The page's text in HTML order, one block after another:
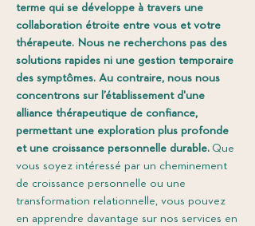
terme qui se développe à travers une
collaboration étroite entre vous et votre
thérapeute. Nous ne recherchons pas des
solutions rapides ni une gestion temporaire
des symptômes. Au contraire, nous nous
concentrons sur l’établissement d'une
alliance thérapeutique de confiance,
permettant une exploration plus profonde
et une croissance personnelle durable. Que
vous soyez intéressé par un cheminement
de croissance personnelle ou une
transformation relationnelle, vous pouvez
en apprendre davantage sur nos services en